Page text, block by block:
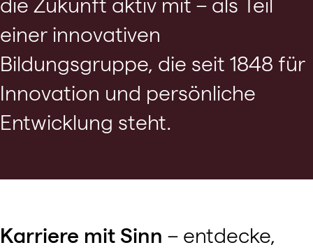
die Zukunft aktiv mit – als Teil
einer innovativen
Bildungsgruppe, die seit 1848 für
Innovation und persönliche
Entwicklung steht.
Karriere mit Sinn – entdecke,